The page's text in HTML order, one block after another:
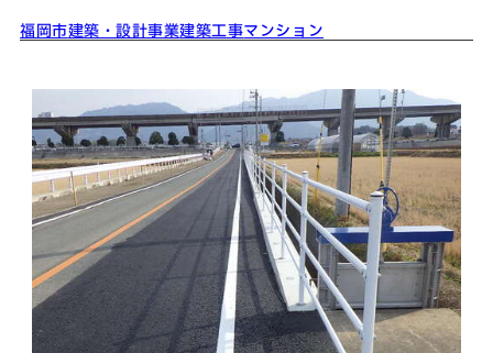
福岡市建築・設計事業建築工事マンション